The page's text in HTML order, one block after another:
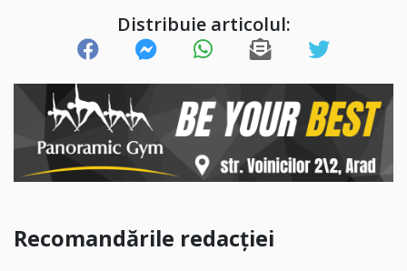
Distribuie articolul:
Recomandările redacției